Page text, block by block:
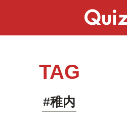
TAG
#稚内